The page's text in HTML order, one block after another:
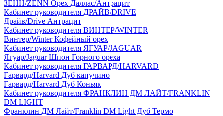
ЗЕНН/ZENN Орех Даллас/Антрацит
Кабинет руководителя ДРАЙВ/DRIVE
Драйв/Drive Антрацит
Кабинет руководителя ВИНТЕР/WINTER
Винтер/Winter Кофейный орех
Кабинет руководителя ЯГУАР/JAGUAR
Ягуар/Jaguar Шпон Горного ореха
Кабинет руководителя ГАРВАРД/HARVARD
Гарвард/Harvard Дуб капучино
Гарвард/Harvard Дуб Коньяк
Кабинет руководителя ФРАНКЛИН ДМ ЛАЙТ/FRANKLIN
DM LIGHT
Франклин ДМ Лайт/Franklin DM Light Дуб Термо